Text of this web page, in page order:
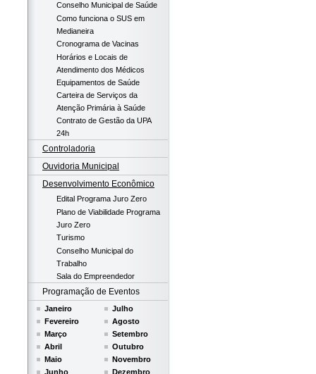
Conselho Municipal de Saúde
Como funciona o SUS em
Medianeira
Cronograma de Vacinas
Horários e Locais de
Atendimento dos Médicos
Equipamentos de Saúde
Carteira de Serviços da
Atenção Primária à Saúde
Contrato de Gestão da UPA
24h
Controladoria
Ouvidoria Municipal
Desenvolvimento Econômico
Edital Programa Juro Zero
Plano de Viabilidade Programa
Juro Zero
Turismo
Conselho Municipal do
Trabalho
Sala do Empreendedor
Programação de Eventos
Janeiro
Fevereiro
Março
Abril
Maio
Junho
Julho
Agosto
Setembro
Outubro
Novembro
Dezembro